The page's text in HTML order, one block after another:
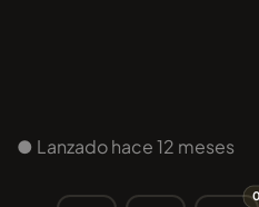
Algorithmic Trading
● Lanzado hace 12 meses